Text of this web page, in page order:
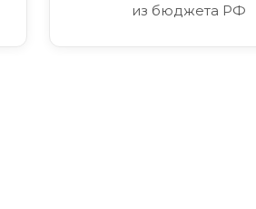
из бюджета РФ